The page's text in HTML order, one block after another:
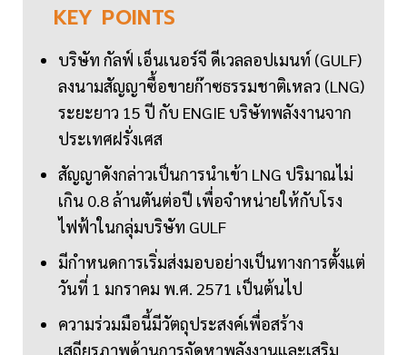
KEY POINTS
บริษัท กัลฟ์ เอ็นเนอร์จี ดีเวลลอปเมนท์ (GULF)
ลงนามสัญญาซื้อขายก๊าซธรรมชาติเหลว (LNG)
ระยะยาว 15 ปี กับ ENGIE บริษัทพลังงานจาก
ประเทศฝรั่งเศส
สัญญาดังกล่าวเป็นการนำเข้า LNG ปริมาณไม่
เกิน 0.8 ล้านตันต่อปี เพื่อจำหน่ายให้กับโรง
ไฟฟ้าในกลุ่มบริษัท GULF
มีกำหนดการเริ่มส่งมอบอย่างเป็นทางการตั้งแต่
วันที่ 1 มกราคม พ.ศ. 2571 เป็นต้นไป
ความร่วมมือนี้มีวัตถุประสงค์เพื่อสร้าง
เสถียรภาพด้านการจัดหาพลังงานและเสริม